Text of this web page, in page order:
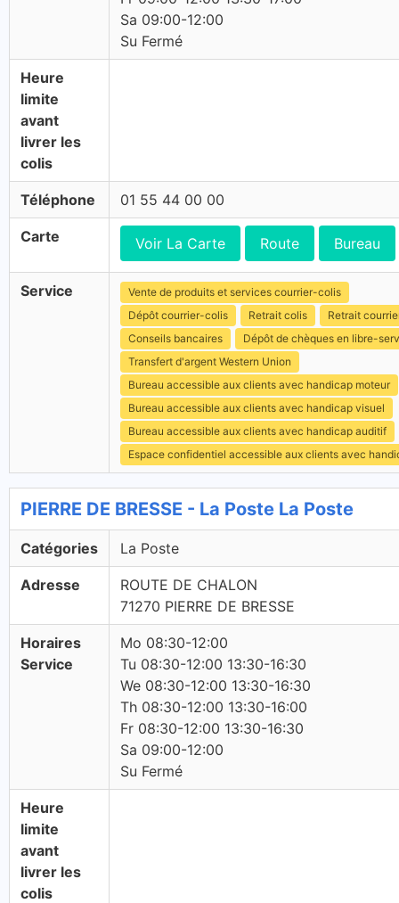
Sa 09:00-12:00
Su Fermé
Heure
limite
avant
livrer les
colis
Téléphone 01 55 44 00 00
Carte Voir La Carte Route Bureau
Service
Vente de produits et services courrier-colis
Dépôt courrier-colis
Retrait colis
Retrait
Conseils bancaires
Dépôt de chèques en libre-
Transfert d'argent Western Union
Bureau accessible aux clients avec handicap moteur
Bureau accessible aux clients avec handicap visuel
Bureau accessible aux clients avec handicap auditif
Espace confidentiel accessible aux clients avec
PIERRE DE BRESSE - La Poste La Poste
Catégories La Poste
Adresse
ROUTE DE CHALON
71270 PIERRE DE BRESSE
Horaires
Service
Mo 08:30-12:00
Tu 08:30-12:00 13:30-16:30
We 08:30-12:00 13:30-16:30
Th 08:30-12:00 13:30-16:00
Fr 08:30-12:00 13:30-16:30
Sa 09:00-12:00
Su Fermé
Heure
limite
avant
livrer les
colis